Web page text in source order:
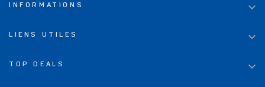
INFORMATIONS 
LIENS UTILES 
TOP DEALS 